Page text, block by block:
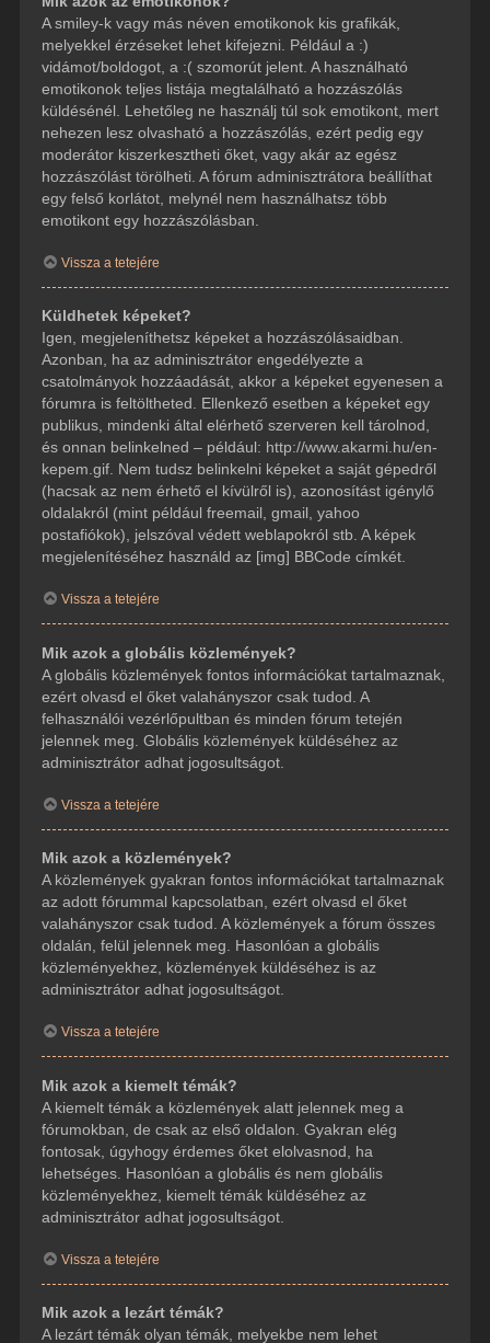
A smiley-k vagy más néven emotikonok kis grafikák,
melyekkel érzéseket lehet kifejezni. Például a :)
vidámot/boldogot, a :( szomorút jelent. A használható
emotikonok teljes listája megtalálható a hozzászólás
küldésénél. Lehetőleg ne használj túl sok emotikont, mert
nehezen lesz olvasható a hozzászólás, ezért pedig egy
moderátor kiszerkesztheti őket, vagy akár az egész
hozzászólást törölheti. A fórum adminisztrátora beállíthat
egy felső korlátot, melynél nem használhatsz több
emotikont egy hozzászólásban.
Vissza a tetejére
Küldhetek képeket?
Igen, megjeleníthetsz képeket a hozzászólásaidban.
Azonban, ha az adminisztrátor engedélyezte a
csatolmányok hozzáadását, akkor a képeket egyenesen a
fórumra is feltöltheted. Ellenkező esetben a képeket egy
publikus, mindenki által elérhető szerveren kell tárolnod,
és onnan belinkelned – például: http://www.akarmi.hu/en-
kepem.gif. Nem tudsz belinkelni képeket a saját gépedről
(hacsak az nem érhető el kívülről is), azonosítást igénylő
oldalakról (mint például freemail, gmail, yahoo
postafiókok), jelszóval védett weblapokról stb. A képek
megjelenítéséhez használd az [img] BBCode címkét.
Vissza a tetejére
Mik azok a globális közlemények?
A globális közlemények fontos információkat tartalmaznak,
ezért olvasd el őket valahányszor csak tudod. A
felhasználói vezérlőpultban és minden fórum tetején
jelennek meg. Globális közlemények küldéséhez az
adminisztrátor adhat jogosultságot.
Vissza a tetejére
Mik azok a közlemények?
A közlemények gyakran fontos információkat tartalmaznak
az adott fórummal kapcsolatban, ezért olvasd el őket
valahányszor csak tudod. A közlemények a fórum összes
oldalán, felül jelennek meg. Hasonlóan a globális
közleményekhez, közlemények küldéséhez is az
adminisztrátor adhat jogosultságot.
Vissza a tetejére
Mik azok a kiemelt témák?
A kiemelt témák a közlemények alatt jelennek meg a
fórumokban, de csak az első oldalon. Gyakran elég
fontosak, úgyhogy érdemes őket elolvasnod, ha
lehetséges. Hasonlóan a globális és nem globális
közleményekhez, kiemelt témák küldéséhez az
adminisztrátor adhat jogosultságot.
Vissza a tetejére
Mik azok a lezárt témák?
A lezárt témák olyan témák, melyekbe nem lehet